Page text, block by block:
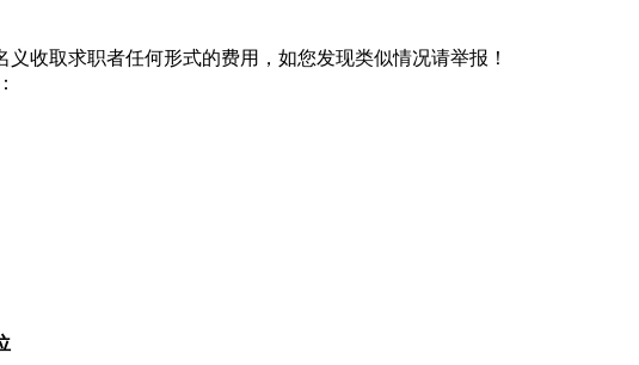
收取求职者任何形式的费用，如您发现类似情况请举报！